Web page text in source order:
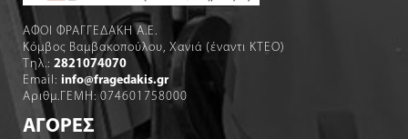
ΑΦΟΙ ΦΡΑΓΓΕΔΑΚΗ Α.Ε.
Κόμβος Βαμβακοπούλου, Χανιά (έναντι ΚΤΕΟ)
Τηλ.: 2821074070
Email: info@fragedakis.gr
Αριθμ.ΓΕΜΗ: 074601758000
ΑΓΟΡΕΣ